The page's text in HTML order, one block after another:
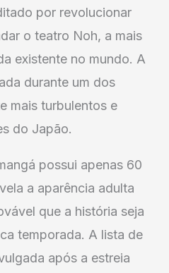
por revolucionar
o teatro Noh, a mais
existente no mundo. A
durante um dos
mais turbulentos e
do Japão.
possui apenas 60
a aparência adulta
que a história seja
temporada. A lista de
após a estreia